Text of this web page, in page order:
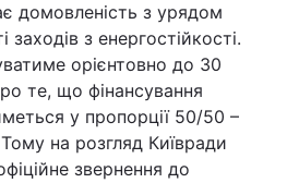
домовленість з урядом
з енергостійкості.
орієнтовно до 30
те, що фінансування
у пропорції 50/50 –
на розгляд Київради
звернення до